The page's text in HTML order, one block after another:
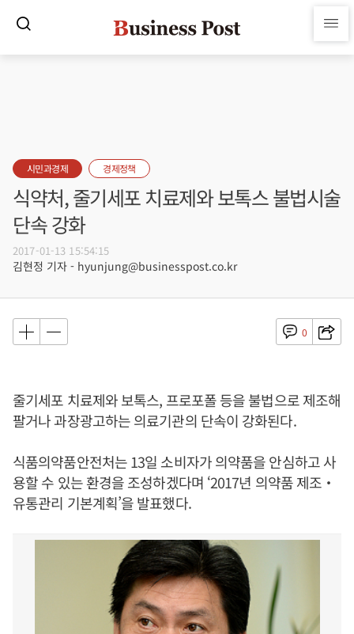
시민과경제 경제정책
식약처, 줄기세포 치료제와 보톡스 불법시술
단속 강화
2017-01-13 15:54:15
김현정 기자 - hyunjung@businesspost.co.kr
0
줄기세포 치료제와 보톡스, 프로포폴 등을 불법으로 제조해
팔거나 과장광고하는 의료기관의 단속이 강화된다.
식품의약품안전처는 13일 소비자가 의약품을 안심하고 사
용할 수 있는 환경을 조성하겠다며 ‘2017년 의약품 제조‧
유통관리 기본계획’을 발표했다.